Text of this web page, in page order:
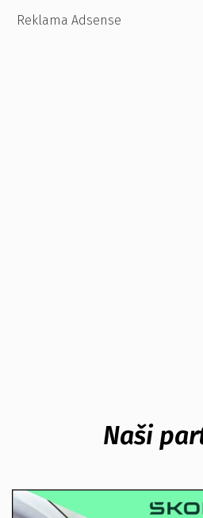
Reklama Adsense
Naši